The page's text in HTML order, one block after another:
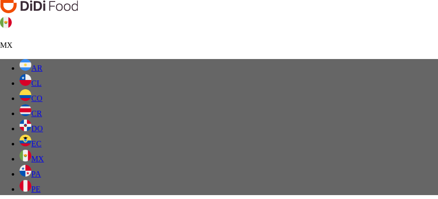
MX
AR
CL
CO
CR
DO
EC
MX
PA
PE